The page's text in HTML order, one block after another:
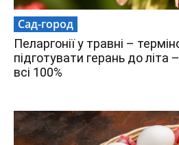
Сад-город
Пеларгонії у травні –
підготувати герань до літа
всі 100%